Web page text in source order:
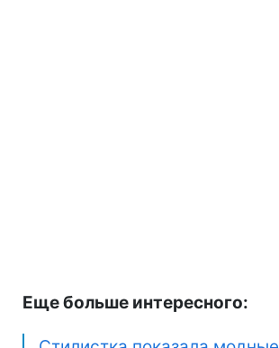
Еще больше интересного: